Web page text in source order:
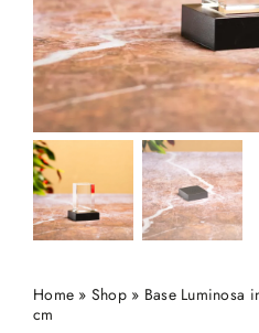
Home » Shop» Base Luminosa
cm